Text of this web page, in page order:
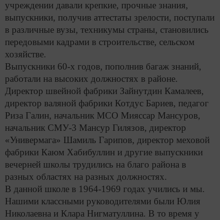
учреждении давали крепкие, прочные знания,
выпускники, получив аттестаты зрелости, поступали
в различные вузы, техникумы страны, становились
передовыми кадрами в строительстве, сельском
хозяйстве.
Выпускники 60-х годов, пополнив багаж знаний,
работали на высоких должностях в районе.
Директор швейной фабрики Зайнутдин Камалеев,
директор валяной фабрики Котдус Бариев, педагог
Риза Галин, начальник МСО Мияссар Мансуров,
начальник СМУ-3 Мансур Гилязов, директор
«Универмага» Шамиль Гарипов, директор меховой
фабрики Каюм Хабибуллин и другие выпускники
вечерней школы трудились на благо района в
разных областях на разных должностях.
В данной школе в 1964-1969 годах учились и мы.
Нашими классными руководителями были Юлия
Николаевна и Клара Нигматуллина. В то время у